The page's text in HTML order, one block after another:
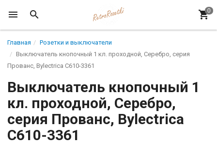
Главная
Розетки и выключатели
Выключатель кнопочный 1 кл. проходной, Серебро, серия
Прованс, Bylectrica С610-3361
Выключатель кнопочный 1
кл. проходной, Серебро,
серия Прованс, Bylectrica
С610-3361